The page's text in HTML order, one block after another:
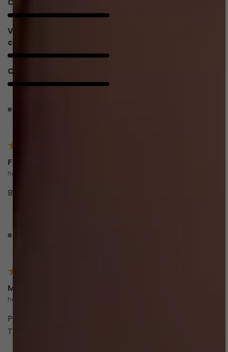
Caimento
Valoriza o
corpo
Conforto
esta avaliação foi útil?
Filomena M.
há 3 meses
Básico, confortável
esta avaliação foi útil?
Madelon P.
há 4 meses
Produto de qualidade perfeita e veste muito bem!
Tenho vários biquínis da Amar Biquinis